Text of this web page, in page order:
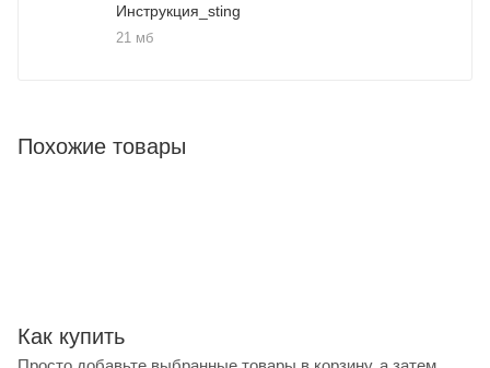
Инструкция_sting
21 мб
Похожие товары
Как купить